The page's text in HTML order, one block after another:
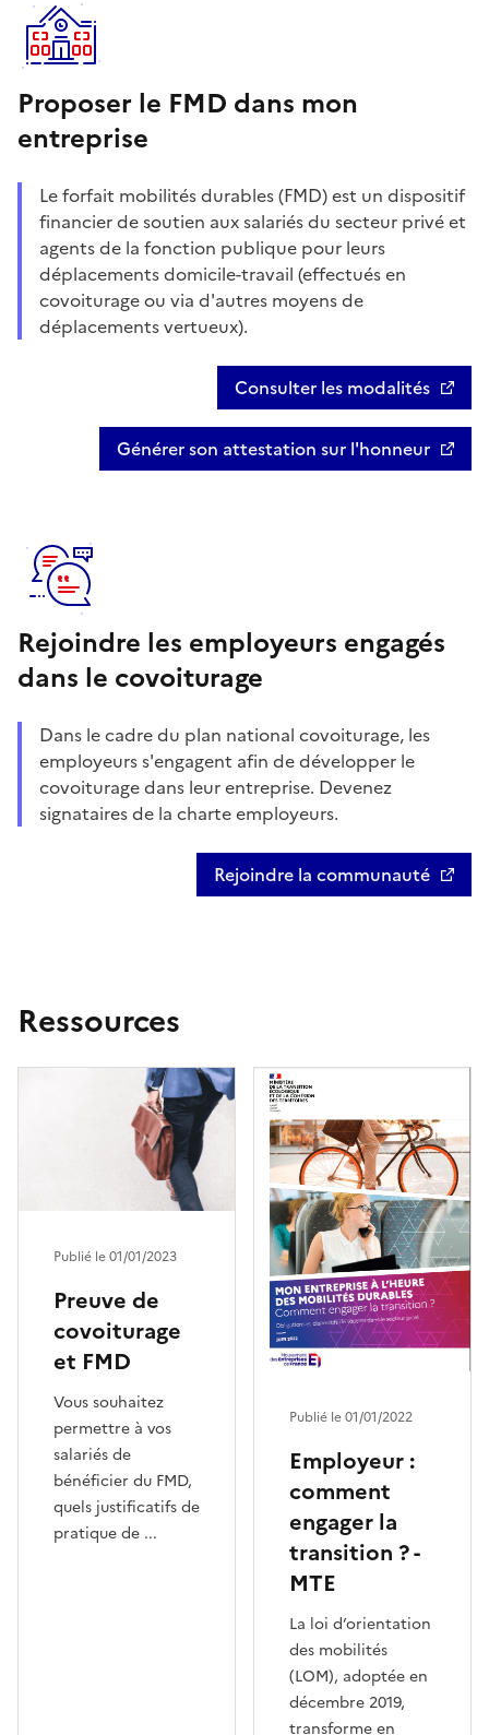
Proposer le FMD dans mon
entreprise
Le forfait mobilités durables (FMD) est un dispositif
financier de soutien aux salariés du secteur privé et
agents de la fonction publique pour leurs
déplacements domicile-travail (effectués en
covoiturage ou via d'autres moyens de
déplacements vertueux).
Consulter les modalités
Générer son attestation sur l'honneur
Rejoindre les employeurs engagés
dans le covoiturage
Dans le cadre du plan national covoiturage, les
employeurs s'engagent afin de développer le
covoiturage dans leur entreprise. Devenez
signataires de la charte employeurs.
Rejoindre la communauté
Ressources
Preuve de
covoiturage
et FMD
Vous souhaitez
permettre à vos
salariés de
bénéficier du FMD,
quels justificatifs de
pratique de ...
Publié le 01/01/2023
Employeur :
comment
engager la
transition ? -
MTE
La loi d’orientation
des mobilités
(LOM), adoptée en
décembre 2019,
transforme en
Publié le 01/01/2022